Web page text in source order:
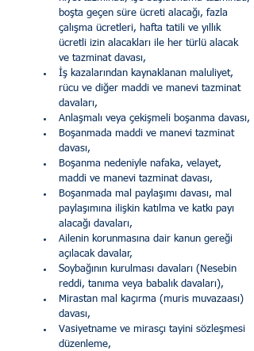
boşta geçen süre ücreti alacağı, fazla
çalışma ücretleri, hafta tatili ve yıllık
ücretli izin alacakları ile her türlü alacak
ve tazminat davası,
İş kazalarından kaynaklanan maluliyet,
rücu ve diğer maddi ve manevi tazminat
davaları,
Anlaşmalı veya çekişmeli boşanma davası,
Boşanmada maddi ve manevi tazminat
davası,
Boşanma nedeniyle nafaka, velayet,
maddi ve manevi tazminat davası,
Boşanmada mal paylaşımı davası, mal
paylaşımına ilişkin katılma ve katkı payı
alacağı davaları,
Ailenin korunmasına dair kanun gereği
açılacak davalar,
Soybağının kurulması davaları (Nesebin
reddi, tanıma veya babalık davaları),
Mirastan mal kaçırma (muris muvazaası)
davası,
Vasiyetname ve mirasçı tayini sözleşmesi
düzenleme,